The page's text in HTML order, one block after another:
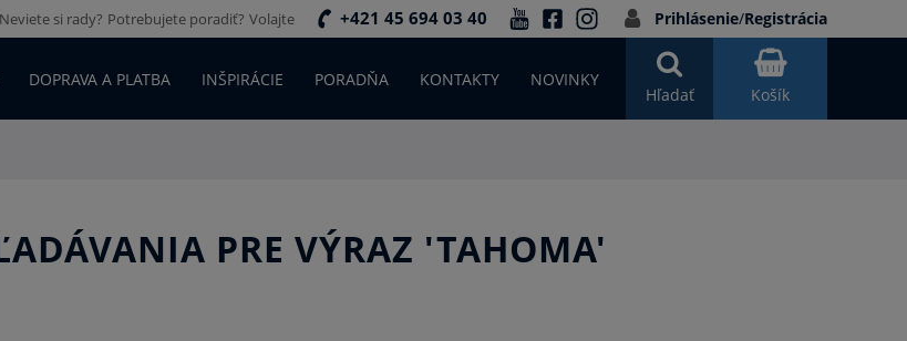
Neviete si rady? Potrebujete poradiť? Volajte +421 45 694 03 40 Prihlásenie/Registrácia
Košík
Hľadať
DOPRAVA A PLATBA INŠPIRÁCIE PORADŇA KONTAKTY NOVINKY
PRE VÝRAZ 'TAHOMA'